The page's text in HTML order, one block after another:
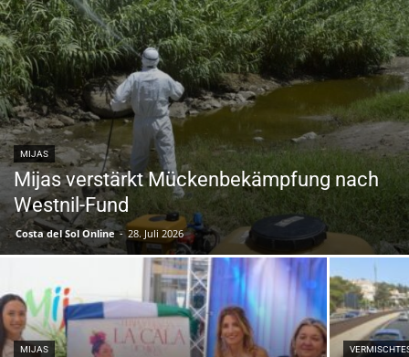
MIJAS
Mijas verstärkt Mückenbekämpfung nach
Westnil-Fund
Costa del Sol Online - 28. Juli 2026
MIJAS